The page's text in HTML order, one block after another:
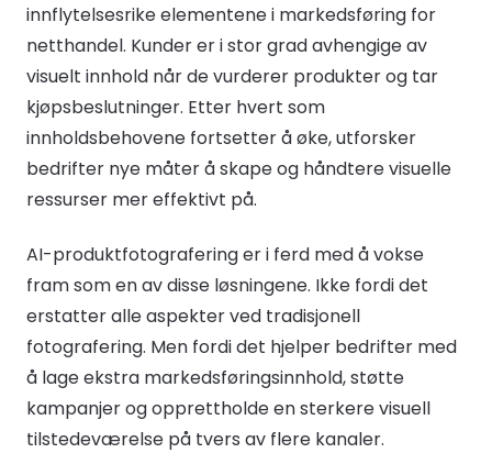
innflytelsesrike elementene i markedsføring for
netthandel. Kunder er i stor grad avhengige av
visuelt innhold når de vurderer produkter og tar
kjøpsbeslutninger. Etter hvert som
innholdsbehovene fortsetter å øke, utforsker
bedrifter nye måter å skape og håndtere visuelle
ressurser mer effektivt på.
AI-produktfotografering er i ferd med å vokse
fram som en av disse løsningene. Ikke fordi det
erstatter alle aspekter ved tradisjonell
fotografering. Men fordi det hjelper bedrifter med
å lage ekstra markedsføringsinnhold, støtte
kampanjer og opprettholde en sterkere visuell
tilstedeværelse på tvers av flere kanaler.